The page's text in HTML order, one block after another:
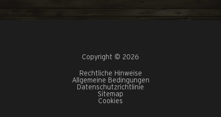
Copyright © 2026
Rechtliche Hinweise
Allgemeine Bedingungen
Datenschutzrichtlinie
Sitemap
Cookies